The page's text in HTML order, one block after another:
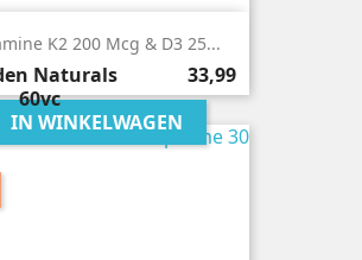
K2 200 Mcg & D3 25...
Naturals
60vc
Prijs
33,99
IN WINKELWAGEN